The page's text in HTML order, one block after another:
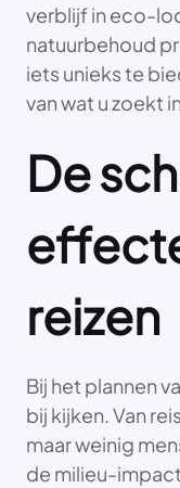
verblijf in eco-
natuurbehoud
iets unieks te
van wat u zoekt
De
reizen
Bij het plannen
bij kijken. Van
maar weinig
de milieu-impact